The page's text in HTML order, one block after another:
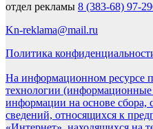
отдел рекламы 8 (383-68) 97-
Kn-reklama@mail.ru
Политика
На информационном ресурсе
технологии (информационные
информации на основе сбора,
сведений, относящихся к